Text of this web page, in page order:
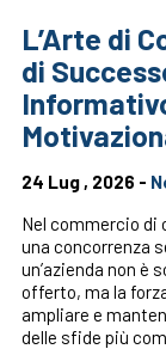
L’Arte di
di
24 Lug , 2026 -
Nel commercio di
una concorrenza
un’azienda non è
offerto, ma la
ampliare e
delle sfide più